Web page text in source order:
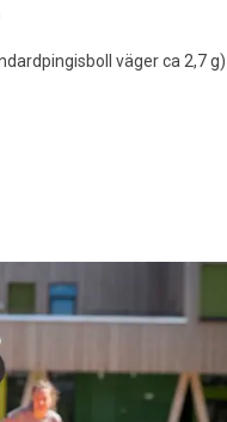
väger ca 2,7 g)